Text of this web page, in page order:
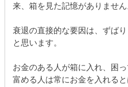
来、箱を見た記憶がありません
衰退の直接的な要因は、ずば
と思います。
お金のある人が箱に入れ、困っ
富める人は常にお金を入れる